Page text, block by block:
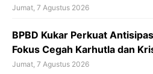
Jumat, 7 Agustus 2026
BPBD Kukar Perkuat
Fokus Cegah Karhutla dan
Jumat, 7 Agustus 2026